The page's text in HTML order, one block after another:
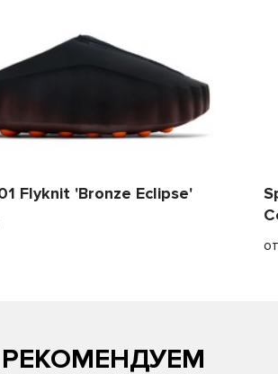
Flyknit 'Bronze Eclipse'